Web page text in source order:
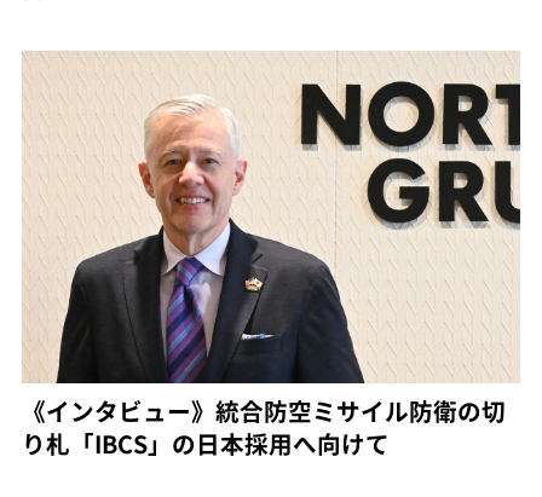
《インタビュー》統合防空ミサイル防衛の切
り札「IBCS」の日本採用へ向けて